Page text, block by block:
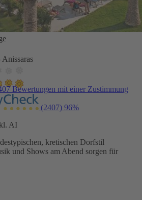
Bewertungen mit einer Zustimmung
(2407) 96%
AI
kretischen Dorfstil
und Shows am Abend sorgen für